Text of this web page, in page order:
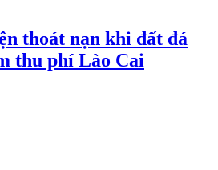
thoát nạn khi đất đá
thu phí Lào Cai